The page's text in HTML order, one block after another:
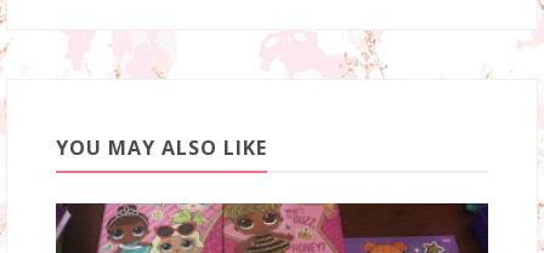
YOU MAY ALSO LIKE